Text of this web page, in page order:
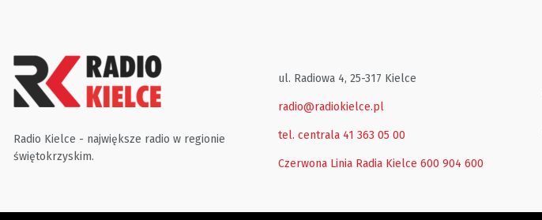
Radio Kielce - największe radio w regionie
świętokrzyskim.
ul. Radiowa 4, 25-317 Kielce
radio@radiokielce.pl
tel. centrala 41 363 05 00
Czerwona Linia Radia Kielce 600 904 600